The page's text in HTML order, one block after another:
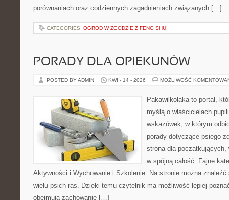
porównaniach oraz codziennych zagadnieniach związanych […]
CATEGORIES: OGRÓD W ZGODZIE Z FENG SHUI
PORADY DLA OPIEKUNÓW
POSTED BY ADMIN KWI - 14 - 2026 MOŻLIWOŚĆ
Pakawilkolaka to portal,
myślą o właścicielach
wskazówek, w którym
porady dotyczące psiego
strona dla początkujących,
w spójną całość. Fajne
Aktywności i Wychowanie i Szkolenie. Na stronie można znaleźć
wielu psich ras. Dzięki temu czytelnik ma możliwość lepiej
obejmują zachowanie […]